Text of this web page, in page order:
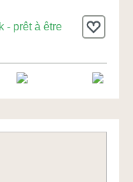
- prêt à être